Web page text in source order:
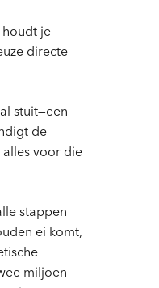
houdt je
directe
stuit—een
de
alles voor die
stappen
ei komt,
miljoen